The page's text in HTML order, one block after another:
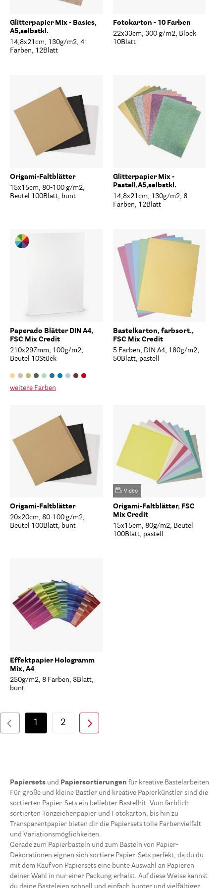
Glitterpapier Mix - Basics,
A5,selbstkl.
14,8x21cm, 130g/m2, 4
Farben, 12Blatt
Fotokarton - 10 Farben
22x33cm, 300 g/m2, Block
10Blatt
Origami-Faltblätter
15x15cm, 80-100 g/m2,
Beutel 100Blatt, bunt
Glitterpapier Mix -
Pastell,A5,selbstkl.
14,8x21cm, 130g/m2, 6
Farben, 12Blatt
Paperado Blätter DIN A4,
FSC Mix Credit
210x297mm, 100g/m2,
Beutel 10Stück
weitere Farben
Bastelkarton, farbsort.,
FSC Mix Credit
5 Farben, DIN A4, 180g/m2,
50Blatt, pastell
Origami-Faltblätter
20x20cm, 80-100 g/m2,
Beutel 100Blatt, bunt
Video
Origami-Faltblätter, FSC
Mix Credit
15x15cm, 80g/m2, Beutel
100Blatt, pastell
Effektpapier Hologramm
Mix, A4
250g/m2, 8 Farben, 8Blatt,
bunt
1 2
Papiersets und Papiersortierungen für kreative Bastelarbeiten
Für große und kleine Bastler und kreative Papierkünstler sind die
sortierten Papier-Sets ein beliebter Bastelhit. Vom farblich
sortierten Tonzeichenpapier und Fotokarton, bis hin zu
Transparentpapier bieten dir die Papiersets tolle Farbenvielfalt
und Variationsmöglichkeiten.
Gerade zum Papierbasteln und zum Basteln von Papier-
Dekorationen eignen sich sortiere Papier-Sets perfekt, da du du
mit dem Kauf von Papiersets eine bunte Auswahl an Papieren
deiner Wahl in nur einer Packung erhälst. Auf diese Weise kannst
du deine Basteleien schnell und einfach bunter und vielfältiger